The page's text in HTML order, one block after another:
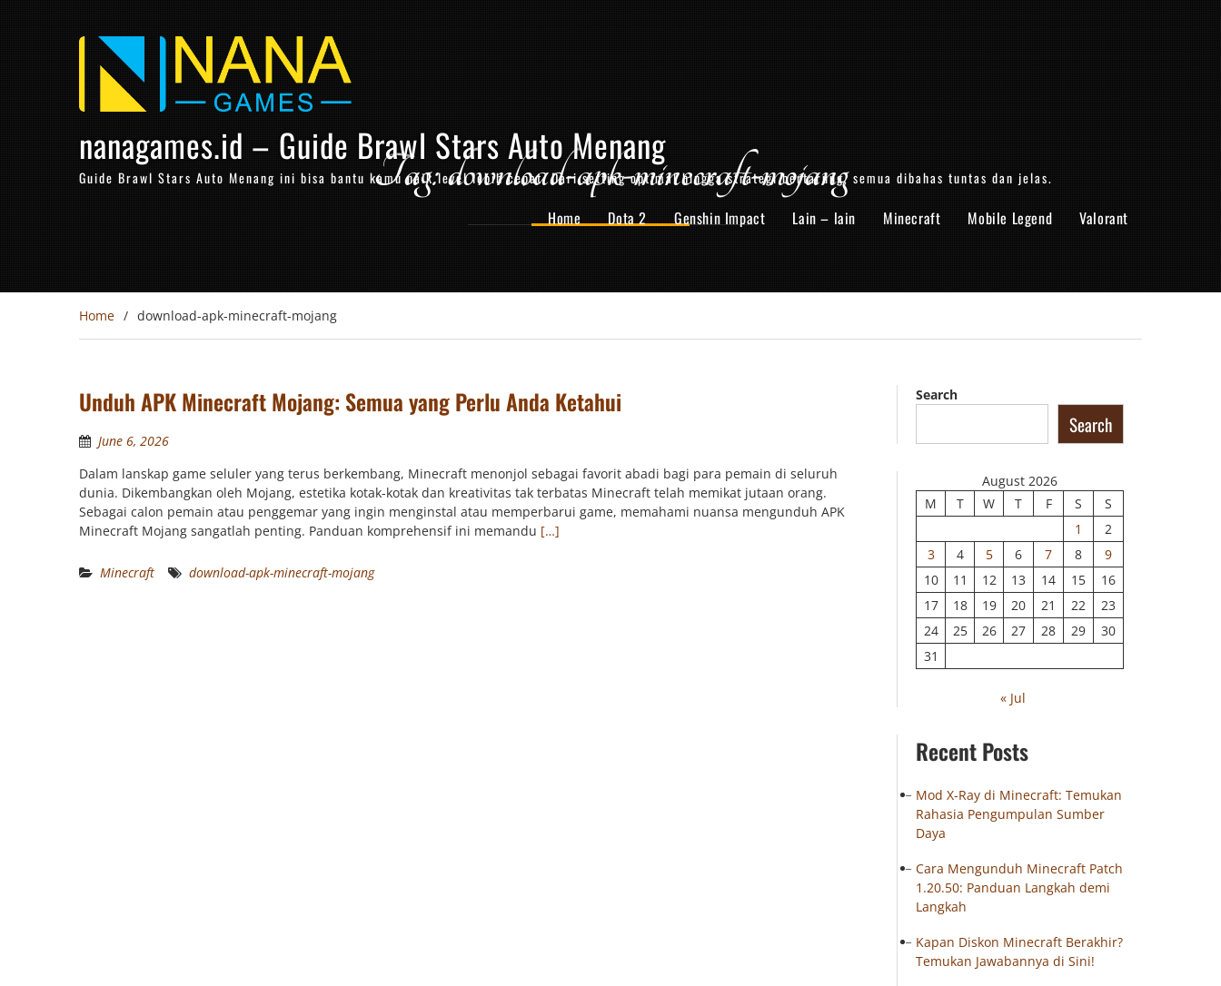
nanagames.id – Guide Brawl Stars Auto Menang
Guide Brawl Stars Auto Menang ini bisa bantu kamu naik level lebih cepat. Dari setting optimal hingga strategi bertarung, semua dibahas tuntas dan jelas.
Home Dota 2 Genshin Impact Lain – lain Minecraft Mobile Legend Valorant
Tag: download-apk-minecraft-mojang
Home download-apk-minecraft-mojang
Unduh APK Minecraft Mojang: Semua yang Perlu Anda Ketahui
June 6, 2026
Dalam lanskap game seluler yang terus berkembang, Minecraft menonjol sebagai favorit abadi bagi para pemain di seluruh
dunia. Dikembangkan oleh Mojang, estetika kotak-kotak dan kreativitas tak terbatas Minecraft telah memikat jutaan orang.
Sebagai calon pemain atau penggemar yang ingin menginstal atau memperbarui game, memahami nuansa mengunduh APK
Minecraft Mojang sangatlah penting. Panduan komprehensif ini memandu […]
Minecraft download-apk-minecraft-mojang
Search
Search
August 2026
M
T W T F S
S
1
2
3
4 5 6 7 8
9
10
11 12 13 14 15
16
17
18 19 20 21 22
23
24
25 26 27 28 29
30
31
« Jul
Recent Posts
Mod X-Ray di Minecraft: Temukan
Rahasia Pengumpulan Sumber
Daya
Cara Mengunduh Minecraft Patch
1.20.50: Panduan Langkah demi
Langkah
Kapan Diskon Minecraft Berakhir?
Temukan Jawabannya di Sini!